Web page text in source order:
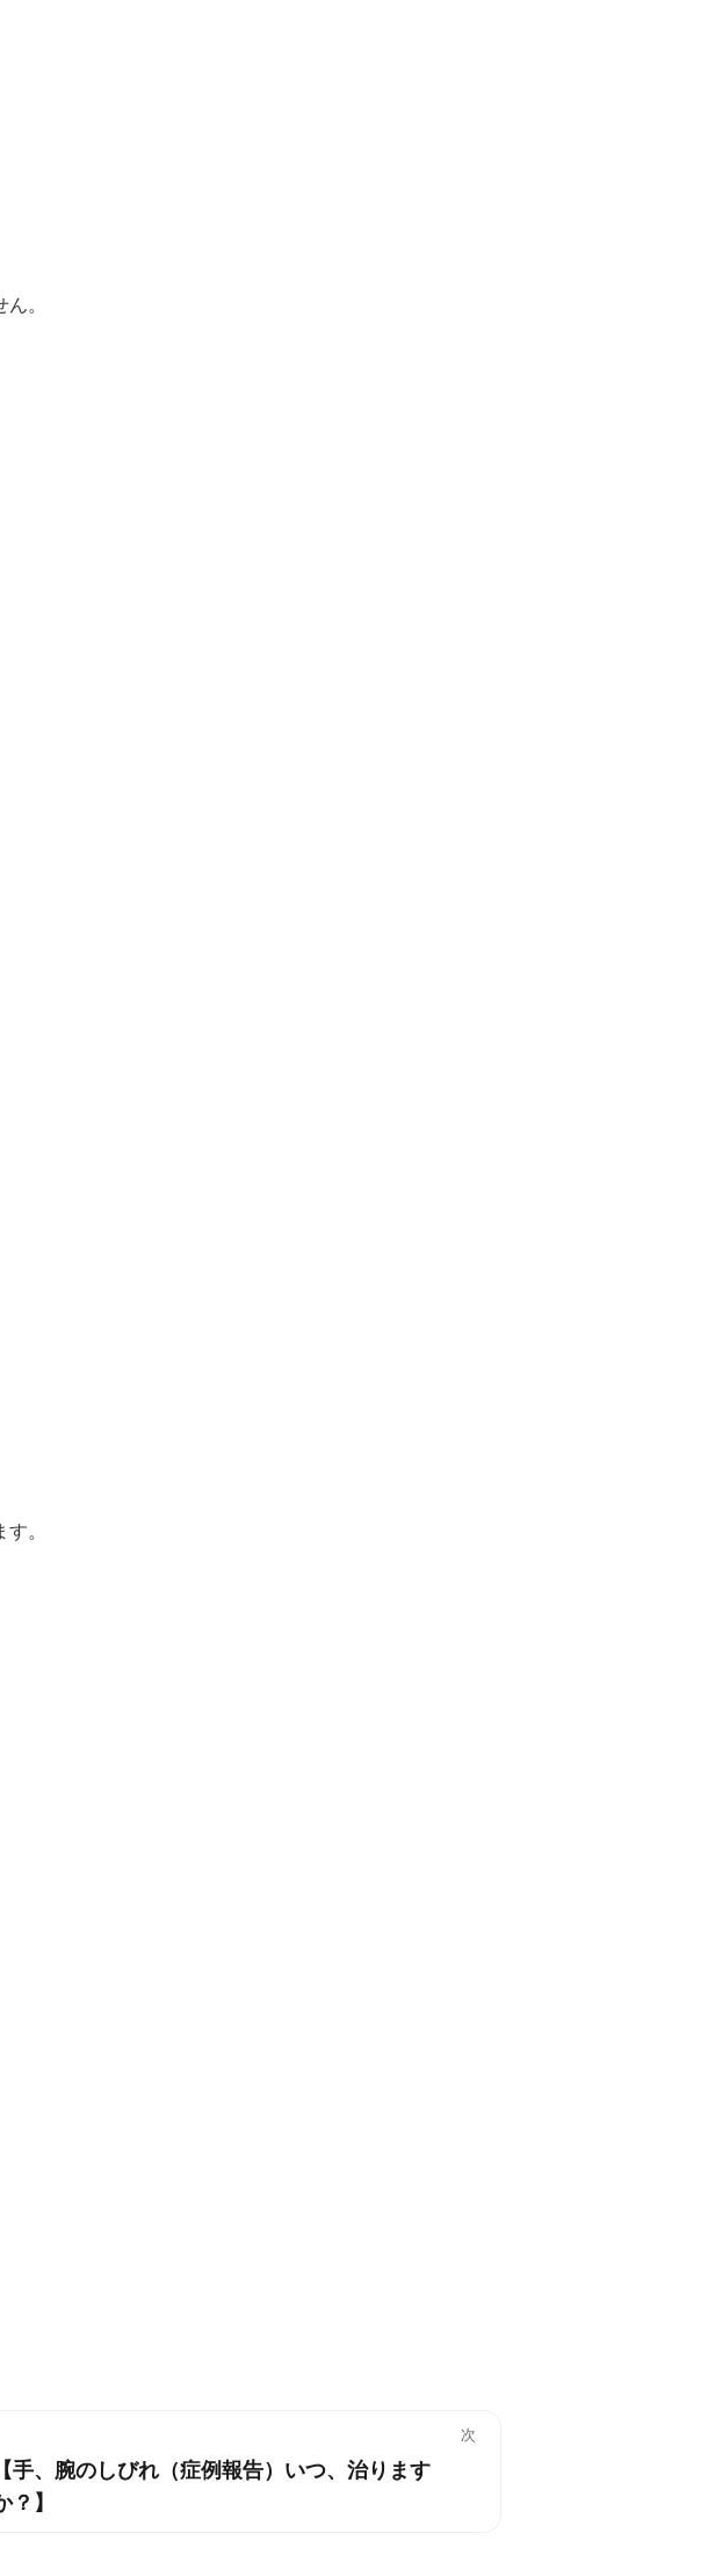
。
。
次
次【手、腕のしびれ（症例報告）いつ、治ります
？】